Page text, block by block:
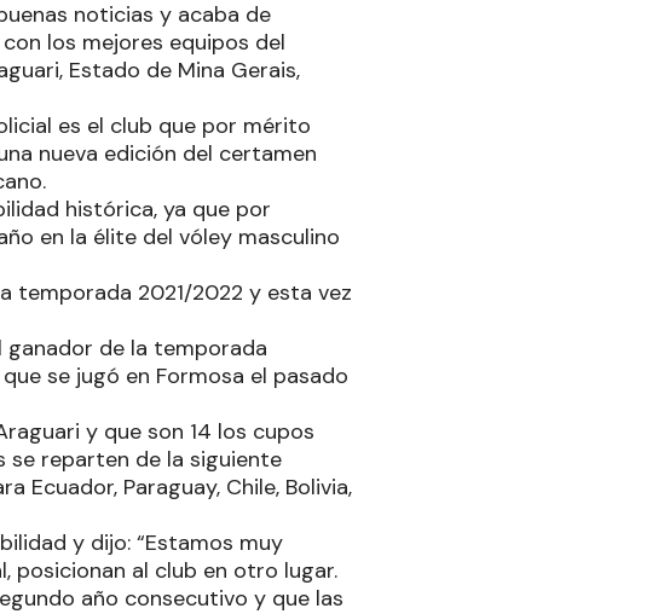
noticias y acaba de
los mejores equipos del
Estado de Mina Gerais,
es el club que por mérito
nueva edición del certamen
histórica, ya que por
en la élite del vóley masculino
temporada 2021/2022 y esta vez
ganador de la temporada
se jugó en Formosa el pasado
y que son 14 los cupos
se reparten de la siguiente
Ecuador, Paraguay, Chile, Bolivia,
y dijo: “Estamos muy
posicionan al club en otro lugar.
año consecutivo y que las